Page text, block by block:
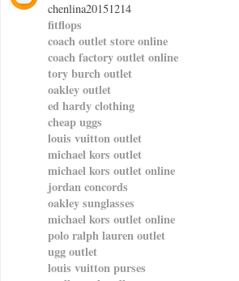
chenlina20151214
fitflops
coach outlet store online
coach factory outlet online
tory burch outlet
oakley outlet
ed hardy clothing
cheap uggs
louis vuitton outlet
michael kors outlet
michael kors outlet online
jordan concords
oakley sunglasses
michael kors outlet online
polo ralph lauren outlet
ugg outlet
louis vuitton purses